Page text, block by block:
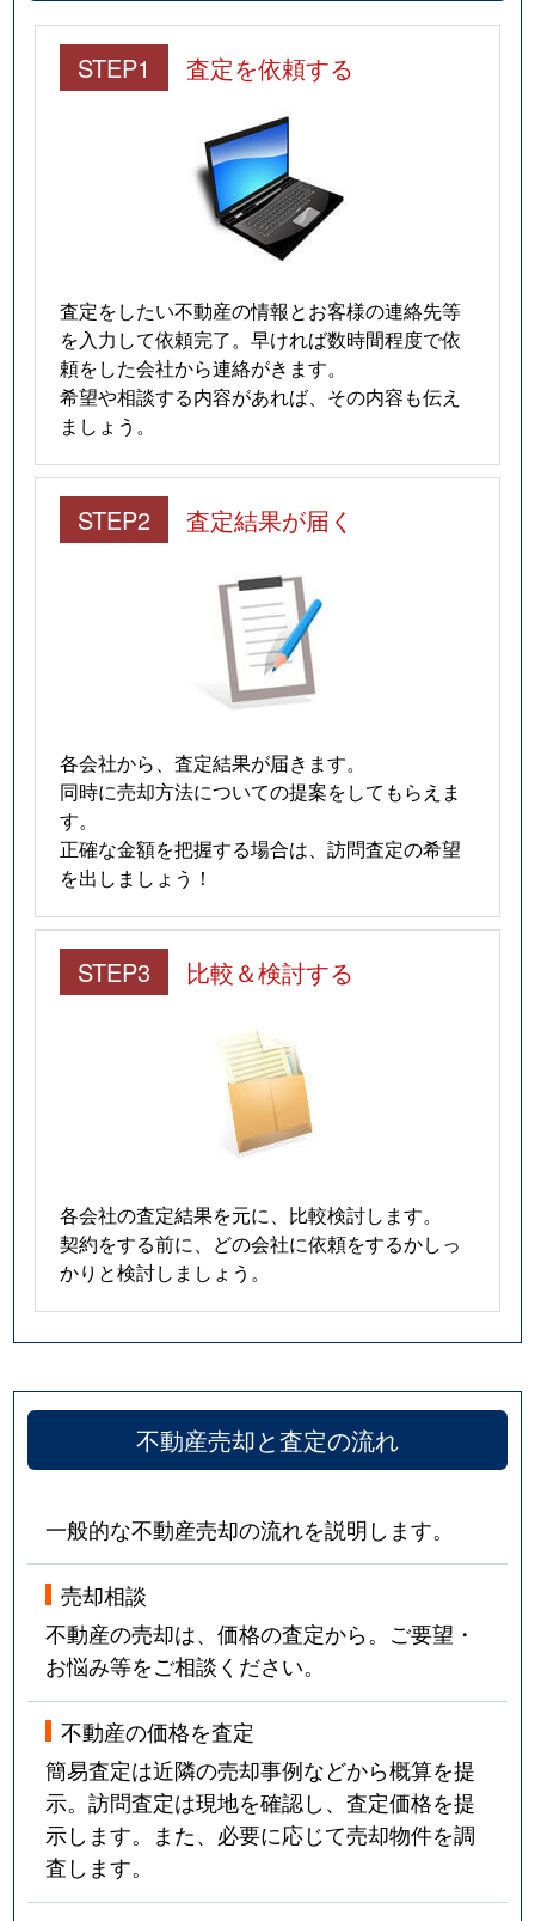
STEP1 査定を依頼する
査定をしたい不動産の情報とお客様の連絡先等
を入力して依頼完了。早ければ数時間程度で依
頼をした会社から連絡がきます。
希望や相談する内容があれば、その内容も伝え
ましょう。
STEP2 査定結果が届く
各会社から、査定結果が届きます。
同時に売却方法についての提案をしてもらえま
す。
正確な金額を把握する場合は、訪問査定の希望
を出しましょう！
STEP3 比較＆検討する
各会社の査定結果を元に、比較検討します。
契約をする前に、どの会社に依頼をするかしっ
かりと検討しましょう。
不動産売却と査定の流れ
一般的な不動産売却の流れを説明します。
売却相談
不動産の売却は、価格の査定から。ご要望・
お悩み等をご相談ください。
不動産の価格を査定
簡易査定は近隣の売却事例などから概算を提
示。訪問査定は現地を確認し、査定価格を提
示します。また、必要に応じて売却物件を調
査します。